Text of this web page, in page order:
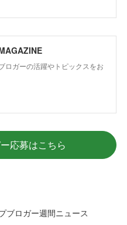
ロガーの活躍やトピックスをお
応募はこちら
ブロガー週間ニュース